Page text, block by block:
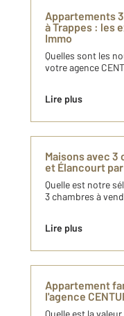
Appartements
à Trappes : les
Immo
Quelles sont les
votre agence
Lire plus
Maisons avec 3
et Élancourt par
Quelle est notre
3 chambres à
Lire plus
Appartement
l'agence
Quelle est la